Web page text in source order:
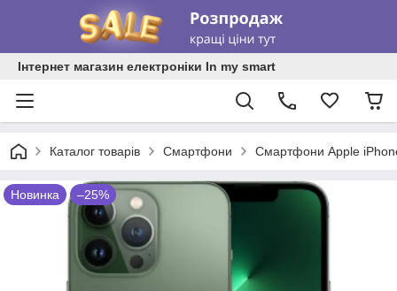
Інтернет магазин електроніки In my smart
Каталог товарів Смартфони Смартфони Apple
Новинка –25%